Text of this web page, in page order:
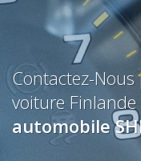
Contactez-Nous
voiture Finlande
automobile